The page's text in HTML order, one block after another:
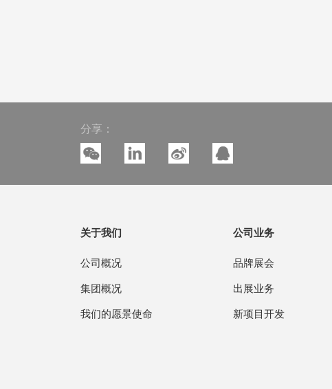
分享：
关于我们
公司概况
集团概况
我们的愿景使命
公司业务
品牌展会
出展业务
新项目开发